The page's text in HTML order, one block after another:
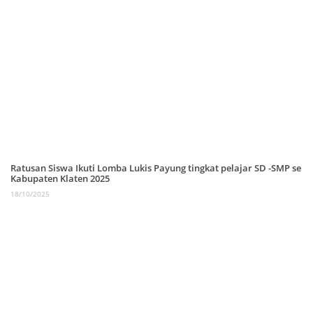
Ratusan Siswa Ikuti Lomba Lukis Payung tingkat pelajar SD -SMP se
Kabupaten Klaten 2025
18/10/2025